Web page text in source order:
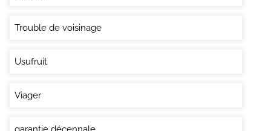
Trouble de voisinage
Usufruit
Viager